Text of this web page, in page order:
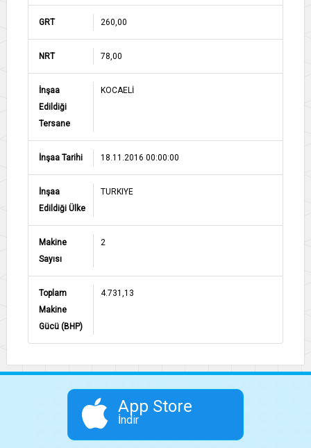
GRT 260,00
NRT 78,00
İnşaa
Edildiği
Tersane
KOCAELİ
İnşaa Tarihi 18.11.2016 00:00:00
İnşaa
Edildiği Ülke
TURKIYE
Makine
Sayısı
2
Toplam
Makine
Gücü (BHP)
4.731,13
App Store
İndir